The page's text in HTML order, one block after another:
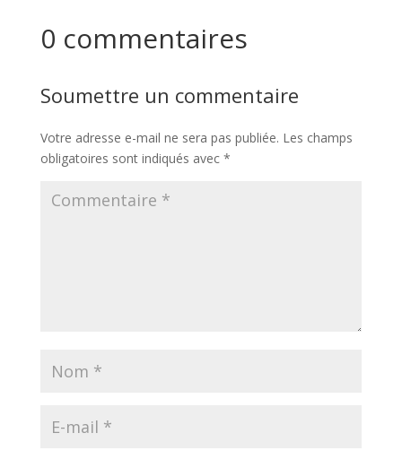
0 commentaires
Soumettre un commentaire
Votre adresse e-mail ne sera pas publiée. Les champs
obligatoires sont indiqués avec *